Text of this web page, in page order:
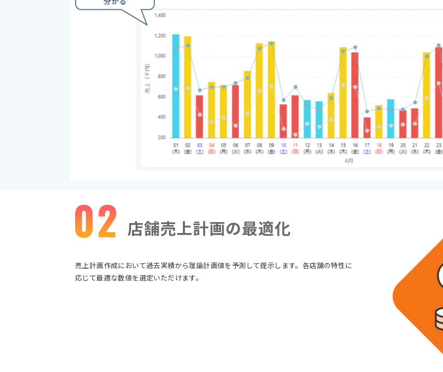
店舗売上計画の最適化
売上計画作成において過去実績から理論計画値を予測して提示します。各店舗の特性に
応じて最適な数値を選定いただけます。